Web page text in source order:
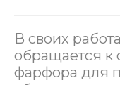
В своих
обращается к
фарфора для